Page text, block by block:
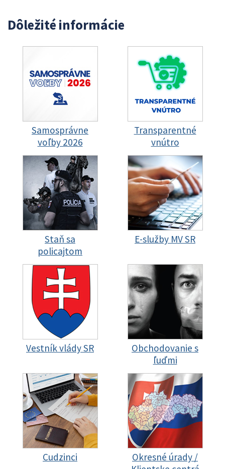
Dôležité informácie
Samosprávne
voľby 2026
Transparentné
vnútro
Staň sa
policajtom
E-služby MV SR
Vestník vlády SR
Obchodovanie s
ľuďmi
Cudzinci
Okresné úrady /